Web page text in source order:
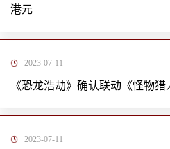
港元
2023-07-11
《恐龙浩劫》确认联动《怪物
2023-07-11